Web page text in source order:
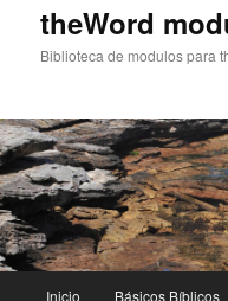
theWord
Biblioteca de modulos para
Inicio Básicos Bíblicos